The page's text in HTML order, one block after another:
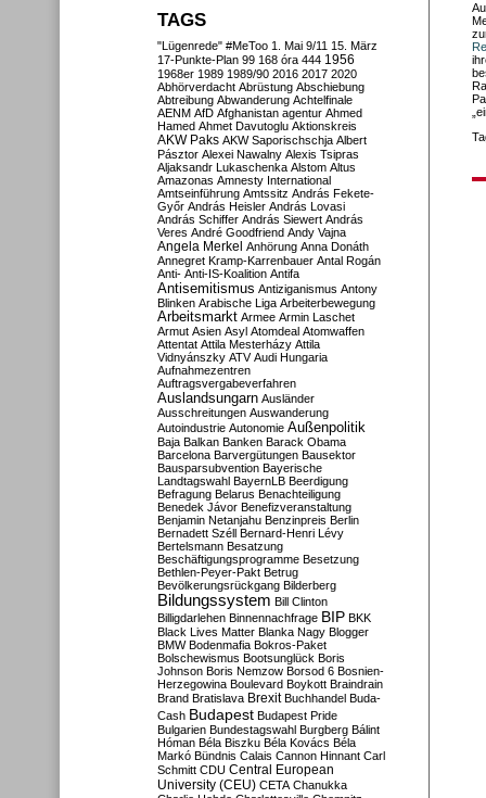
TAGS
"Lügenrede" #MeToo 1. Mai 9/11 15. März
17-Punkte-Plan 99 168 óra 444 1956
1968er 1989 1989/90 2016 2017 2020
Abhörverdacht Abrüstung Abschiebung
Abtreibung Abwanderung Achtelfinale
AENM AfD Afghanistan agentur Ahmed
Hamed Ahmet Davutoglu Aktionskreis
AKW Paks AKW Saporischschja Albert
Pásztor Alexei Nawalny Alexis Tsipras
Aljaksandr Lukaschenka Alstom Altus
Amazonas Amnesty International
Amtseinführung Amtssitz András Fekete-
Győr András Heisler András Lovasi
András Schiffer András Siewert András
Veres André Goodfriend Andy Vajna
Angela Merkel Anhörung Anna Donáth
Annegret Kramp-Karrenbauer Antal Rogán
Anti- Anti-IS-Koalition Antifa
Antisemitismus Antiziganismus Antony
Blinken Arabische Liga Arbeiterbewegung
Arbeitsmarkt Armee Armin Laschet
Armut Asien Asyl Atomdeal Atomwaffen
Attentat Attila Mesterházy Attila
Vidnyánszky ATV Audi Hungaria
Aufnahmezentren
Auftragsvergabeverfahren
Auslandsungarn Ausländer
Ausschreitungen Auswanderung
Autoindustrie Autonomie Außenpolitik
Baja Balkan Banken Barack Obama
Barcelona Barvergütungen Bausektor
Bausparsubvention Bayerische
Landtagswahl BayernLB Beerdigung
Befragung Belarus Benachteiligung
Benedek Jávor Benefizveranstaltung
Benjamin Netanjahu Benzinpreis Berlin
Bernadett Széll Bernard-Henri Lévy
Bertelsmann Besatzung
Beschäftigungsprogramme Besetzung
Bethlen-Peyer-Pakt Betrug
Bevölkerungsrückgang Bilderberg
Bildungssystem Bill Clinton
Billigdarlehen Binnennachfrage BIP BKK
Black Lives Matter Blanka Nagy Blogger
BMW Bodenmafia Bokros-Paket
Bolschewismus Bootsunglück Boris
Johnson Boris Nemzow Borsod 6 Bosnien-
Herzegowina Boulevard Boykott Braindrain
Brand Bratislava Brexit Buchhandel Buda-
Cash Budapest Budapest Pride
Bulgarien Bundestagswahl Burgberg Bálint
Hóman Béla Biszku Béla Kovács Béla
Markó Bündnis Calais Cannon Hinnant Carl
Schmitt CDU Central European
University (CEU) CETA Chanukka